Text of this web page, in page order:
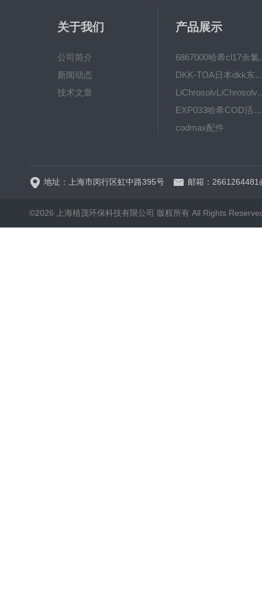
关于我们
公司简介
新闻动态
技术文章
产品展示
6867000
DKK-TOA日本dkk东亚电
EXP033哈希COD活塞泵价格 EXP033
codmax配件
地址：上海市闵行区虹中路395号 邮箱：
©2026 上海植茂环保科技有限公司 版权所有 All Rights